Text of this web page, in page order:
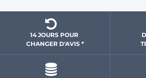
14 JOURS POUR
CHANGER D'AVIS *